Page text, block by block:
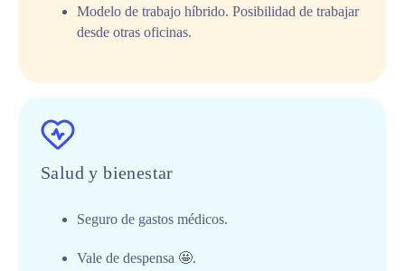
Modelo de trabajo híbrido. Posibilidad de trabajar
desde otras oficinas.
Salud y bienestar
Seguro de gastos médicos.
Vale de despensa 🤩.